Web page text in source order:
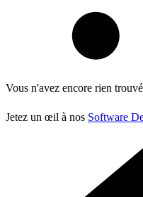
Vous n'avez encore rien
Jetez un œil à nos Software